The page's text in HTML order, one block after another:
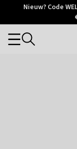
OtriumNieuw? Code
Categories